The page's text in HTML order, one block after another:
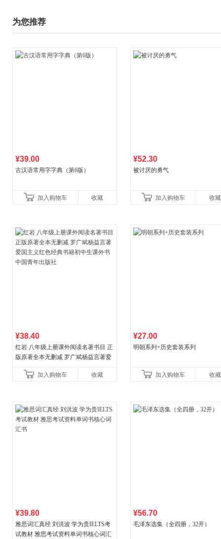
为您推荐
¥39.00
古汉语常用字字典（第6版）
加入购物车 收藏
¥52.30
被讨厌的勇气
加入购物车 收藏
¥38.40
红岩 八年级上册课外阅读名著书目 正
版原著全本无删减 罗广斌杨益言著爱
国青年出版社加入购物车 收藏
¥27.00
明朝系列+历史套装系列
加入购物车 收藏
¥39.80
雅思词汇真经 刘洪波 学为贵IELTS考
试教材 雅思考试资料单词书核心词汇
¥56.70
毛泽东选集（全四册，32开）